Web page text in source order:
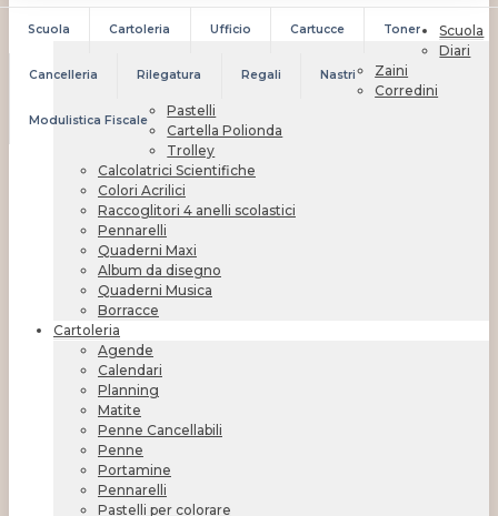
Scuola Cartoleria Ufficio Cartucce Toner
Cancelleria Rilegatura Regali Nastri
Modulistica Fiscale
Scuola
Diari
Zaini
Corredini
Pastelli
Cartella Polionda
Trolley
Calcolatrici Scientifiche
Colori Acrilici
Raccoglitori 4 anelli scolastici
Pennarelli
Quaderni Maxi
Album da disegno
Quaderni Musica
Borracce
Cartoleria
Agende
Calendari
Planning
Matite
Penne Cancellabili
Penne
Portamine
Pennarelli
Pastelli per colorare